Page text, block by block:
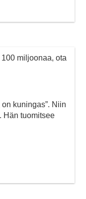
miljoonaa, ota
kuningas”. Niin
Hän tuomitsee